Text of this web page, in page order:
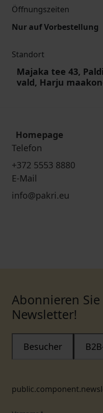
Öffnungszeiten
Nur auf Vorbestellung
Standort
Majaka tee 43,
vald, Harju
Homepage
Telefon
+372 5553 8880
E-Mail
info@pakri.eu
Abonnieren
Newsletter!
Besucher